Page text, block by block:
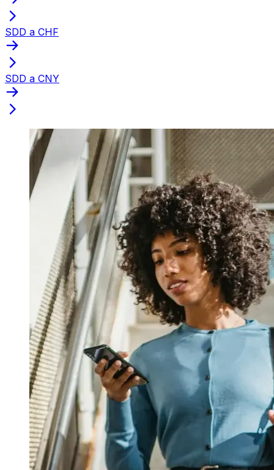
SDD a CHF
SDD a CNY